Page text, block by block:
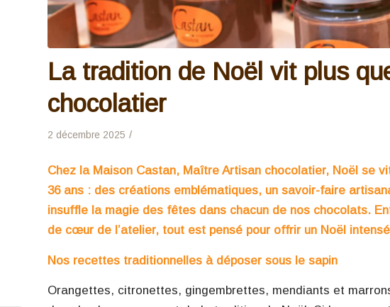
La tradition de Noël vit plus
chocolatier
2 décembre 2025 /
Chez la Maison Castan, Maître Artisan chocolatier, Noël se
36 ans : des créations emblématiques, un savoir-faire
insuffle la magie des fêtes dans chacun de nos chocolats.
de cœur de l’atelier, tout est pensé pour offrir un Noël
Nos recettes traditionnelles à déposer sous le sapin
Orangettes, citronettes, gingembrettes, mendiants et